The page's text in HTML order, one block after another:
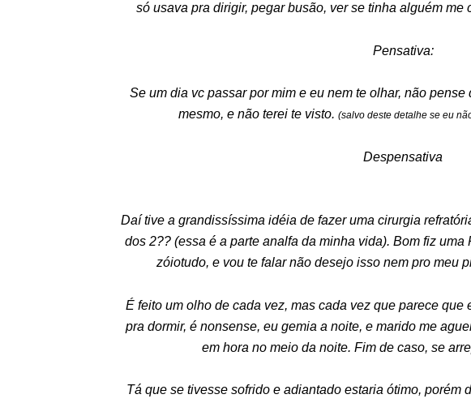
só usava pra dirigir, pegar busão, ver se tinha alguém me
Pensativa:
Se um dia vc passar por mim e eu nem te olhar, não
mesmo, e não terei te visto. (salvo deste detalhe se eu
Despensativa
Daí tive a grandissíssima idéia de fazer uma cirurgia
dos 2?? (essa é a parte analfa da minha vida). Bom fiz
zóiotudo, e vou te falar não desejo isso nem pro meu
É feito um olho de cada vez, mas cada vez que parece que
pra dormir, é nonsense, eu gemia a noite, e marido me
em hora no meio da noite. Fim de caso, se
Tá que se tivesse sofrido e adiantado estaria ótimo, porém